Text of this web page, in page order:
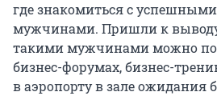
где знакомиться с
мужчинами. Пришли к выводу,
такими мужчинами можно
бизнес-форумах, бизнес-
в аэропорту в зале ожидания